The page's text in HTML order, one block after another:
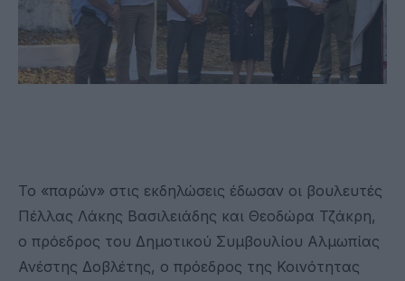
Το «παρών» στις εκδηλώσεις έδωσαν οι βουλευτές
Πέλλας Λάκης Βασιλειάδης και Θεοδώρα Τζάκρη,
ο πρόεδρος του Δημοτικού Συμβουλίου Αλμωπίας
Ανέστης Δοβλέτης, ο πρόεδρος της Κοινότητας